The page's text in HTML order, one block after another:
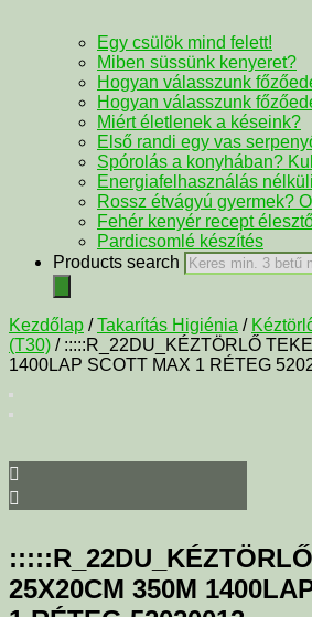
Egy csülök mind felett!
Miben süssünk kenyeret?
Hogyan válasszunk
Hogyan válasszunk
Miért életlenek a késeink?
Első randi egy vas
Spórolás a konyhában?
Energiafelhasználás
Rossz étvágyú gyermek?
Fehér kenyér recept
Pardicsomlé készítés
Products search
Kezdőlap /Takarítás Higiénia /
(T30) / :::::R_22DU_KÉZTÖRLŐ
1400LAP SCOTT MAX 1 RÉTEG
25X20CM 350M